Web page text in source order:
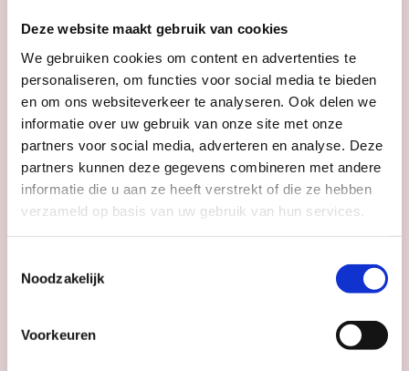
Deze website maakt gebruik van cookies
We gebruiken cookies om content en advertenties te
personaliseren, om functies voor social media te bieden
en om ons websiteverkeer te analyseren. Ook delen we
informatie over uw gebruik van onze site met onze
partners voor social media, adverteren en analyse. Deze
partners kunnen deze gegevens combineren met andere
informatie die u aan ze heeft verstrekt of die ze hebben
verzameld op basis van uw gebruik van hun services.
Noodzakelijk
Voorkeuren
RONDLEIDINGEN
Verhaal op Zaal: conservator Zenzy